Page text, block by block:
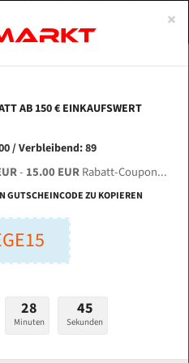
für 4100 mm Bi-Metall
(mm):
mm
×
AB 150 € EINKAUFSWERT
/ Verbleibend: 89
- 15.00 EURRabatt-Coupon...
GUTSCHEINCODE ZU KOPIEREN
28
Minuten
44
Sekunden